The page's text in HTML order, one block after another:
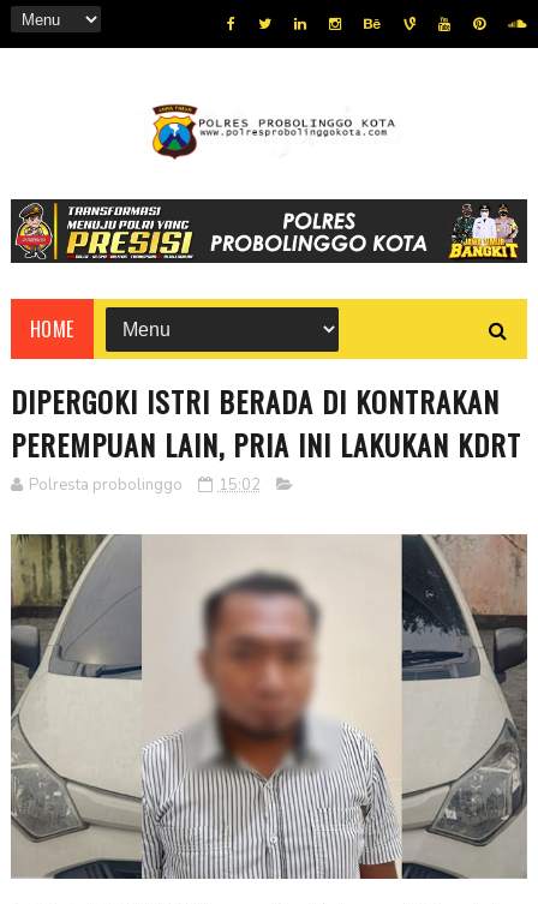
HOME
DIPERGOKI ISTRI BERADA DI KONTRAKAN
PEREMPUAN LAIN, PRIA INI LAKUKAN KDRT
Polresta probolinggo 15:02